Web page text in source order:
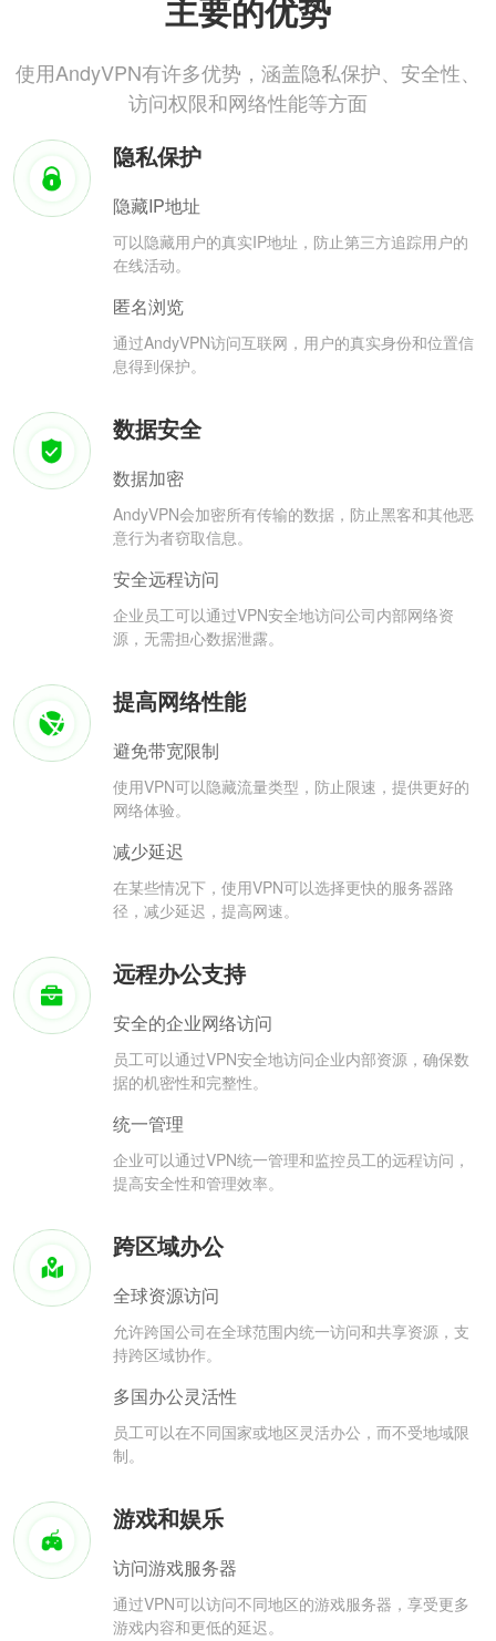
主要的优势
使用AndyVPN有许多优势，涵盖隐私保护、安全性、
访问权限和网络性能等方面
隐私保护
隐藏IP地址
可以隐藏用户的真实IP地址，防止第三方追踪用户的
在线活动。
匿名浏览
通过AndyVPN访问互联网，用户的真实身份和位置信
息得到保护。
数据安全
数据加密
AndyVPN会加密所有传输的数据，防止黑客和其他恶
意行为者窃取信息。
安全远程访问
企业员工可以通过VPN安全地访问公司内部网络资
源，无需担心数据泄露。
提高网络性能
避免带宽限制
使用VPN可以隐藏流量类型，防止限速，提供更好的
网络体验。
减少延迟
在某些情况下，使用VPN可以选择更快的服务器路
径，减少延迟，提高网速。
远程办公支持
安全的企业网络访问
员工可以通过VPN安全地访问企业内部资源，确保数
据的机密性和完整性。
统一管理
企业可以通过VPN统一管理和监控员工的远程访问，
提高安全性和管理效率。
跨区域办公
全球资源访问
允许跨国公司在全球范围内统一访问和共享资源，支
持跨区域协作。
多国办公灵活性
员工可以在不同国家或地区灵活办公，而不受地域限
制。
游戏和娱乐
访问游戏服务器
通过VPN可以访问不同地区的游戏服务器，享受更多
游戏内容和更低的延迟。